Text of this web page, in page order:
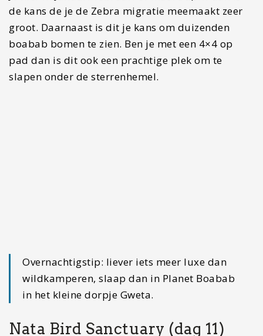
wildkamperen, slaap dan in Planet Boabab
in het kleine dorpje Gweta.
Nata Bird Sanctuary (dag 11)
Wie naar het Afrikaanse continent reist doet dat
🙂
Overnachten in Elephant Sands
(dag 12)